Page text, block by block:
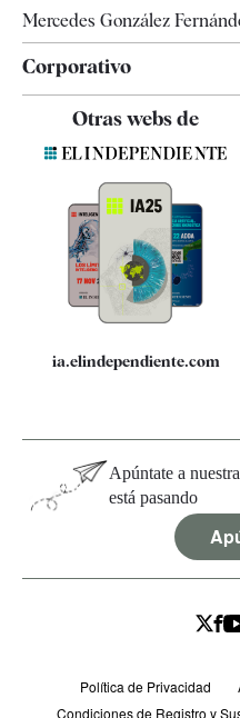
Mercedes González
Corporativo
Contacto
Quiénes somos
Especificaciones
Otras webs de
ia.elindependiente.com
Apúntate a
está pasando
Política de Privacidad
Condiciones de Registro y